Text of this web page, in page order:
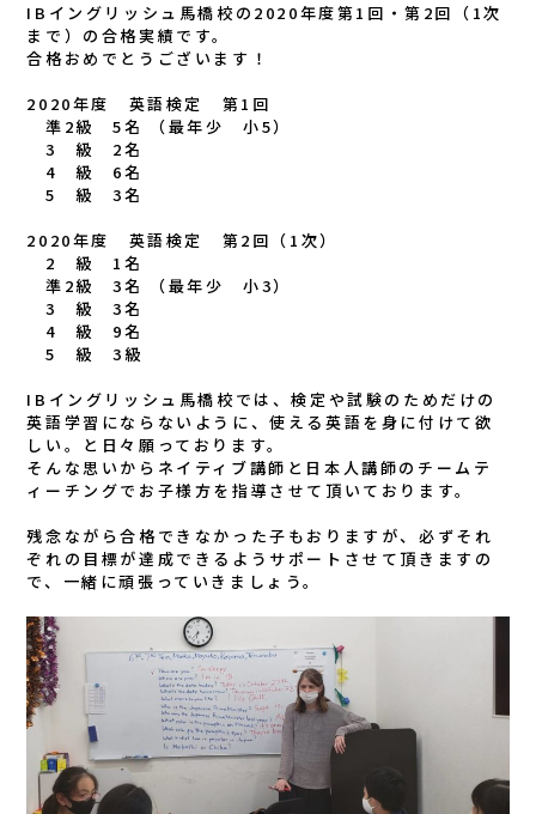
IBイングリッシュ馬橋校の2020年度第1回・第2回（1次
まで）の合格実績です。
合格おめでとうございます！
2020年度 英語検定 第1回
準2級 5名 （最年少 小5）
3 級 2名
4 級 6名
5 級 3名
2020年度 英語検定 第2回（1次）
2 級 1名
準2級 3名 （最年少 小3）
3 級 3名
4 級 9名
5 級 3級
IBイングリッシュ馬橋校では、検定や試験のためだけの
英語学習にならないように、使える英語を身に付けて欲
しい。と日々願っております。
そんな思いからネイティブ講師と日本人講師のチームテ
ィーチングでお子様方を指導させて頂いております。
残念ながら合格できなかった子もおりますが、必ずそれ
ぞれの目標が達成できるようサポートさせて頂きますの
で、一緒に頑張っていきましょう。